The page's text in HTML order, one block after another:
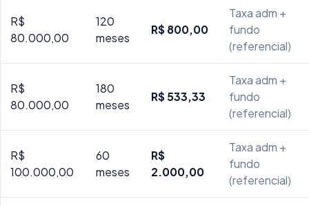
R$
80.000,00
120
meses
R$ 800,00
Taxa adm +
fundo
(referencial)
R$
80.000,00
180
meses
R$ 533,33
Taxa adm +
fundo
(referencial)
R$
100.000,00
60
meses
R$
2.000,00
Taxa adm +
fundo
(referencial)